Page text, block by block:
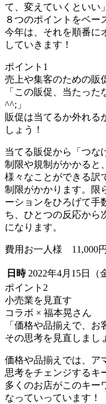
て、変えていくといい
８つのポイントをベー
今年は、それを順番に
していきます！
ポイント1
売上や集客のための販
「この販促、当たっ
^^;」
販促は当てるか外れる
しょう！
当てる販促から「つな
制限や規制がかかると
様々なことができる訳
制限がかかります。限
ーションをひろげて手
ち、ひとつの反応から
になります。
費用お一人様 11,000円
日時 2022年4月15日（
ポイント2
小売業を見直す
コラボ × 福本晃さん
「価格や品揃えで、お
その思考を見直しまし
価格や品揃えでは、ア
思考をチェンジするキ
多くのお店がこのキー
なっていっています！